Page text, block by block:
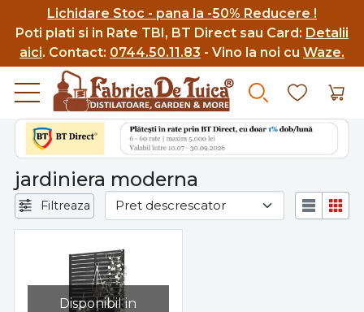
Lichidare Stoc - pana la -50% Reducere !
Poti plati si in Rate TBI, BT Direct sau Card: Detalii
aici. Contact: 0744.50.11.83 - Vino la noi cu Waze.
jardiniera moderna
Filtreaza
Disponibil in